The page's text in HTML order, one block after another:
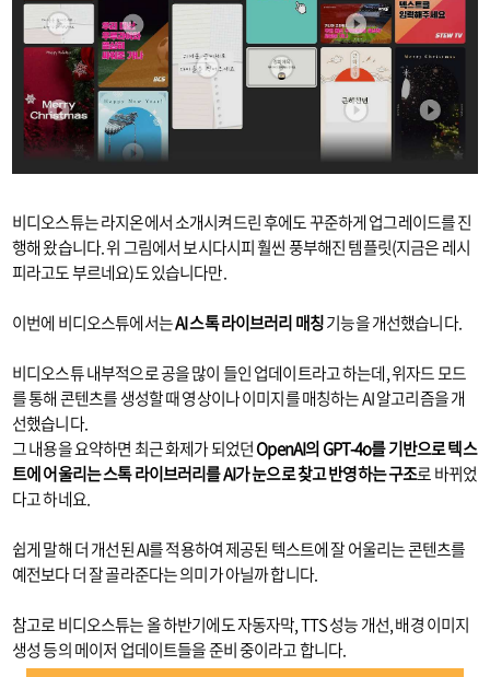
비디오스튜는 라지온에서 소개시켜드린 후에도 꾸준하게 업그레이드를 진
행해 왔습니다. 위 그림에서 보시다시피 훨씬 풍부해진 템플릿(지금은 레시
피라고도 부르네요)도 있습니다만.
이번에 비디오스튜에서는AI 스톡 라이브러리 매칭기능을 개선했습니다.
비디오스튜 내부적으로 공을 많이 들인 업데이트라고 하는데, 위자드 모드
를 통해 콘텐츠를 생성할 때 영상이나 이미지를 매칭하는 AI 알고리즘을 개
선했습니다.
그 내용을 요약하면 최근 화제가 되었던OpenAI의 GPT-4o를 기반으로 텍스
트에 어울리는 스톡 라이브러리를 AI가 눈으로 찾고 반영하는 구조로 바뀌었
다고 하네요.
쉽게 말해 더 개선된 AI를 적용하여 제공된 텍스트에 잘 어울리는 콘텐츠를
예전보다 더 잘 골라준다는 의미가 아닐까 합니다.
참고로 비디오스튜는 올 하반기에도 자동자막, TTS 성능 개선, 배경 이미지
생성 등의 메이저 업데이트들을 준비 중이라고 합니다.